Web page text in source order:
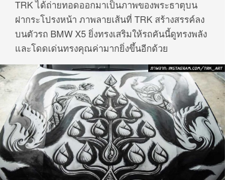
TRK ได้ถ่ายทอดออกมาเป็นภาพของพระธาตุบน
ฝากระโปรงหน้า ภาพลายเส้นที่ TRK สร้างสรรค์ลง
บนตัวรถ BMW X5 ยิ่งทรงเสริมให้รถคันนี้ดูทรงพลัง
และโดดเด่นทรงคุณค่ามากยิ่งขึ้นอีกด้วย